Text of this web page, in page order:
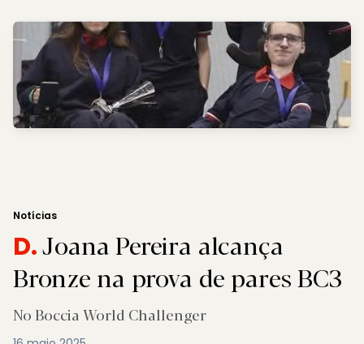
Notícias
D.Joana Pereira alcança
Bronze na prova de pares BC3
No Boccia World Challenger